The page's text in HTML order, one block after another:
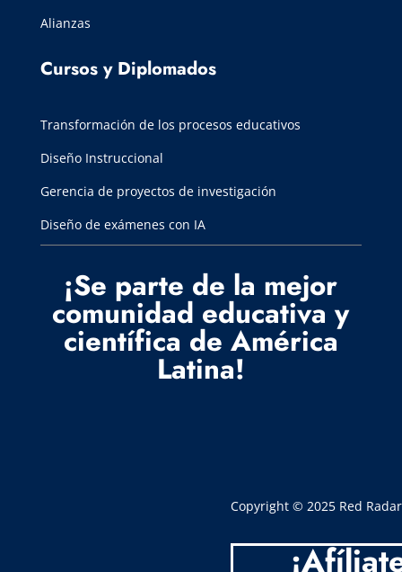
Alianzas
Cursos y Diplomados
Transformación de los procesos educativos
Diseño Instruccional
Gerencia de proyectos de investigación
Diseño de exámenes con IA
¡Se parte de la mejor
comunidad educativa y
científica de América
Latina!
Copyright © 2025 Red